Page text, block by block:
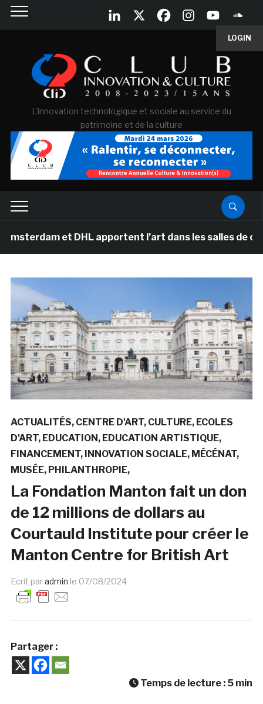
LOGIN
L'innovation technologique et sociale au service du
patrimoine et de la culture
et DHL apportent l’art dans les salles de classe
ACTUALITÉS CENTRE D'ART CULTURE ECOLES
D'ART EDUCATION EDUCATION ARTISTIQUE
FINANCEMENT INNOVATION SOCIALE MÉCÉNAT
MUSÉE PHILANTHROPIE
La Fondation Manton fait un don
de 12 millions de dollars au
Courtauld Institute pour créer le
Manton Centre for British Art
Ecrit paradmin le 07/08/2024
Partager :
Temps de lecture : 5 min